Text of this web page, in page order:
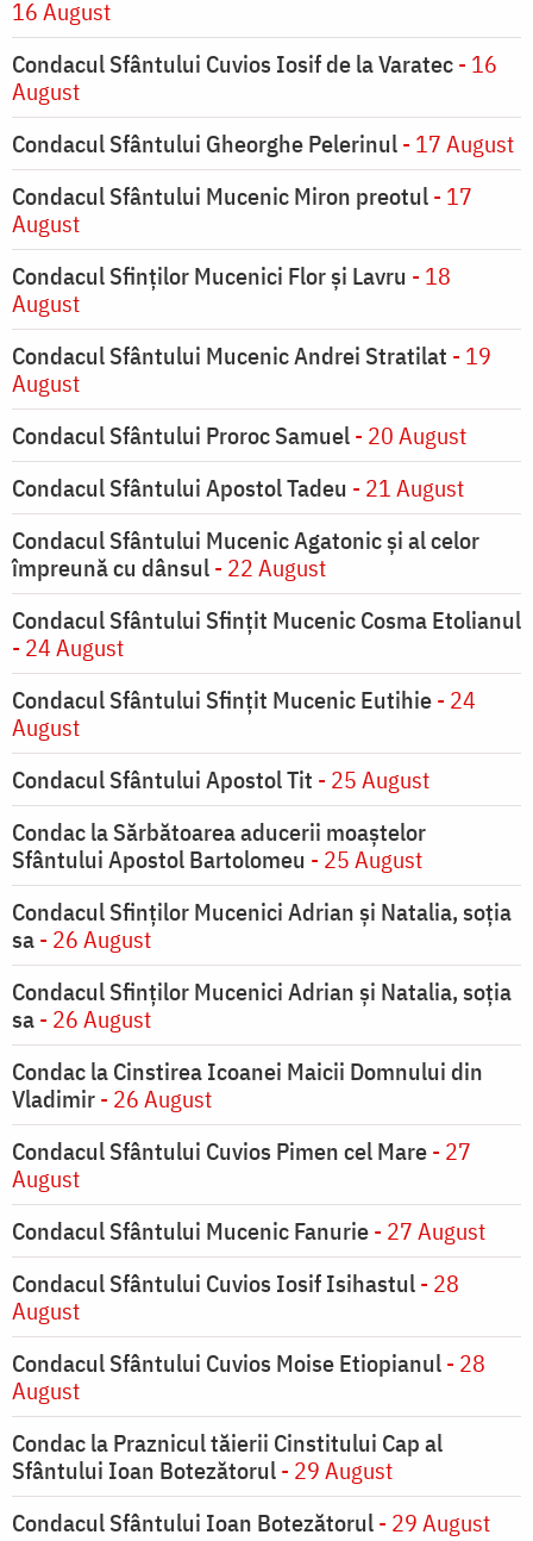
16 August
Condacul Sfântului Cuvios Iosif de la Varatec- 16
August
Condacul Sfântului Gheorghe Pelerinul- 17 August
Condacul Sfântului Mucenic Miron preotul- 17
August
Condacul Sfinţilor Mucenici Flor şi Lavru - 18
August
Condacul Sfântului Mucenic Andrei Stratilat - 19
August
Condacul Sfântului Proroc Samuel- 20 August
Condacul Sfântului Apostol Tadeu - 21 August
Condacul Sfântului Mucenic Agatonic şi al celor
împreună cu dânsul- 22 August
Condacul Sfântului Sfinţit Mucenic Cosma Etolianul
- 24 August
Condacul Sfântului Sfinţit Mucenic Eutihie- 24
August
Condacul Sfântului Apostol Tit - 25 August
Condac la Sărbătoarea aducerii moaştelor
Sfântului Apostol Bartolomeu - 25 August
Condacul Sfinţilor Mucenici Adrian şi Natalia, soţia
sa- 26 August
Condacul Sfinţilor Mucenici Adrian şi Natalia, soţia
sa- 26 August
Condac la Cinstirea Icoanei Maicii Domnului din
Vladimir- 26 August
Condacul Sfântului Cuvios Pimen cel Mare- 27
August
Condacul Sfântului Mucenic Fanurie- 27 August
Condacul Sfântului Cuvios Iosif Isihastul- 28
August
Condacul Sfântului Cuvios Moise Etiopianul- 28
August
Condac la Praznicul tăierii Cinstitului Cap al
Sfântului Ioan Botezătorul- 29 August
Condacul Sfântului Ioan Botezătorul- 29 August